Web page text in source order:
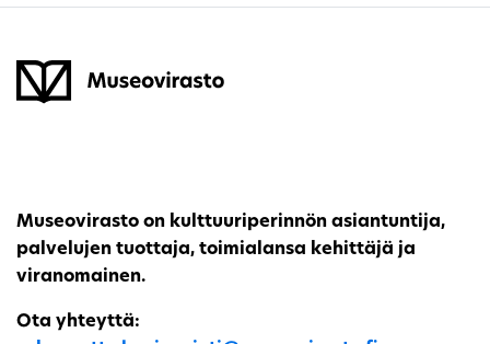
Museovirasto on kulttuuriperinnön asiantuntija,
palvelujen tuottaja, toimialansa kehittäjä ja
viranomainen.
Ota yhteyttä: